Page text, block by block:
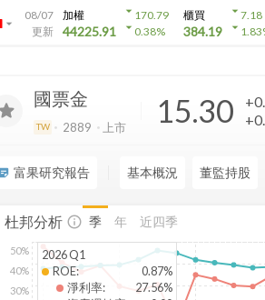
arrow_drop_down
08/07
更新
加權
44225.91
arrow_drop_down170.79
arrow_drop_down0.38%
櫃買
384.19
arrow_drop_down7.18
arrow_drop_down1.83
國票金
TW 2889 上市 15.30
sticky_note_2 富果研究報告 基本概況 董監持股
杜邦分析 info_outline 季 年 近四季
30%
40%
50%
2026 Q1
ROE:
0.87%
淨利率:
27.56%